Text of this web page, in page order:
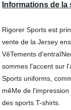
Informations de la
Rigorer Sports est
vente de la Jersey
VêTements
sommes l'accent sur
Sports uniforms,
mêMe de
des sports T-shirts.